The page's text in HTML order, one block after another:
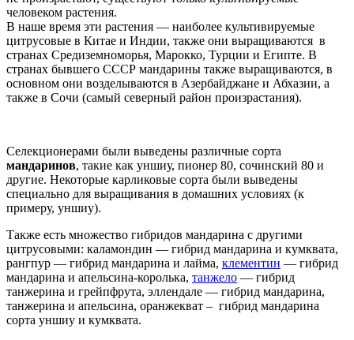
человеком растения.
В наше время эти растения — наиболее культивируемые
цитрусовые в Китае и Индии, также они выращиваются в
странах Средиземноморья, Марокко, Турции и Египте. В
странах бывшего СССР мандарины также выращиваются, в
основном они возделываются в Азербайджане и Абхазии, а
также в Сочи (самый северный район произрастания).
Селекционерами были выведены различные сорта
мандаринов, такие как уншиу, пионер 80, сочинский 80 и
другие. Некоторые карликовые сорта были выведены
специально для выращивания в домашних условиях (к
примеру, уншиу).
Также есть множество гибридов мандарина с другими
цитрусовыми: каламондин — гибрид мандарина и кумквата,
рангпур — гибрид мандарина и лайма, клементин — гибрид
мандарина и апельсина-королька, танжело — гибрид
танжерина и грейпфрута, эллендале — гибрид мандарина,
танжерина и апельсина, оранжекват – гибрид мандарина
сорта уншиу и кумквата.